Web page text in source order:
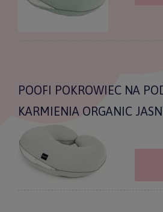
POOFI POKROWIEC NA
KARMIENIA ORGANIC